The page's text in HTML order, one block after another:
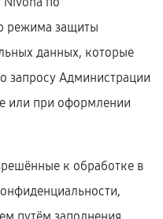
режима защиты
данных, которые
запросу Администрации
или при оформлении
к обработке в